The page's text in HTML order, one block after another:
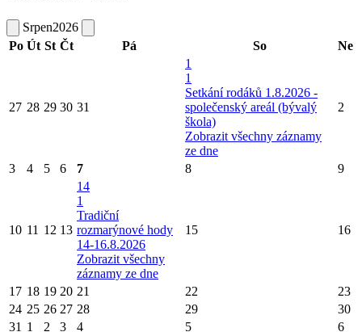
Srpen2026
Po Út St Čt Pá So Ne
27 28 29 30 31
1
1
Setkání rodáků 1.8.2026 -
společenský areál (bývalý
škola)
Zobrazit všechny záznamy
ze dne
2
3 4 5 6 7 8 9
10 11 12 13
14
1
Tradiční
rozmarýnové hody
14-16.8.2026
Zobrazit všechny
záznamy ze dne
15 16
17 18 19 20 21 22
23
24 25 26 27 28 29
30
31 1 2 3 4 5 6